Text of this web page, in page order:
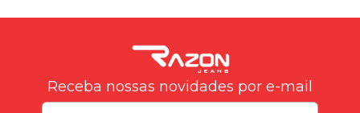
Receba nossas novidades por e-mail